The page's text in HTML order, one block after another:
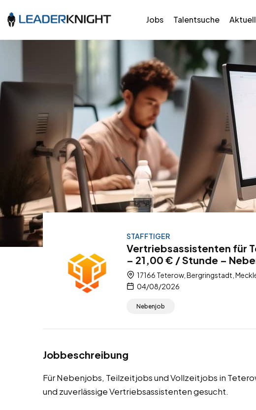
Jobs Talentsuche Aktuell
STAFFTIGER
Vertriebsassistenten für
– 21,00 € / Stunde –
17166 Teterow, Bergringstadt,
04/08/2026
Nebenjob
Jobbeschreibung
Für Nebenjobs, Teilzeitjobs und Vollzeitjobs in
und zuverlässige Vertriebsassistenten gesucht.